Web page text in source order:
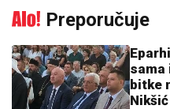
Preporučuje
sama
bitke
Nikšić